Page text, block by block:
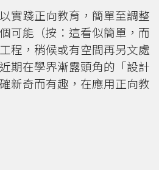
實踐正向教育，簡單至調整
可能（按：這看似簡單，而
程，稍候或有空間再另文處
期在學界漸露頭角的「設計
新奇而有趣，在應用正向教